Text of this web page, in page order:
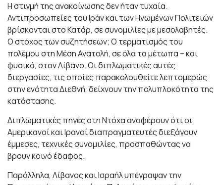
Η στιγμή της ανακοίνωσης δεν ήταν τυχαία.
Αντιπροσωπείες του Ιράν και των Ηνωμένων Πολιτειών
βρίσκονται στο Κατάρ, σε συνομιλίες με μεσολαβητές.
Ο στόχος των συζητήσεων; Ο τερματισμός του
πολέμου στη Μέση Ανατολή, σε όλα τα μέτωπα – και
φυσικά, στον Λίβανο. Οι διπλωματικές αυτές
διεργασίες, τις οποίες παρακολουθείτε λεπτομερώς
στην ενότητα Διεθνή, δείχνουν την πολυπλοκότητα της
κατάστασης.
Διπλωματικές πηγές στη Ντόχα αναφέρουν ότι οι
Αμερικανοί και Ιρανοί διαπραγματευτές διεξάγουν
έμμεσες, τεχνικές συνομιλίες, προσπαθώντας να
βρουν κοινό έδαφος.
Παράλληλα, Λίβανος και Ισραήλ υπέγραψαν την